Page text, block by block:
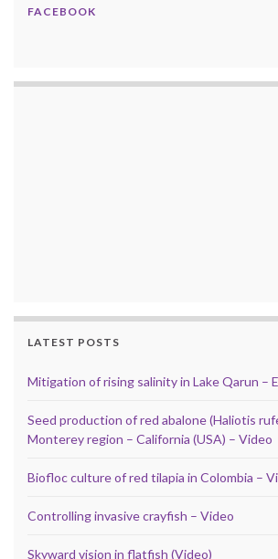
FACEBOOK
LATEST POSTS
Mitigation of rising salinity in Lake Qarun –
Seed production of red abalone (Haliotis
Monterey region – California (USA) – Video
Biofloc culture of red tilapia in Colombia –
Controlling invasive crayfish – Video
Skyward vision in flatfish (Video)